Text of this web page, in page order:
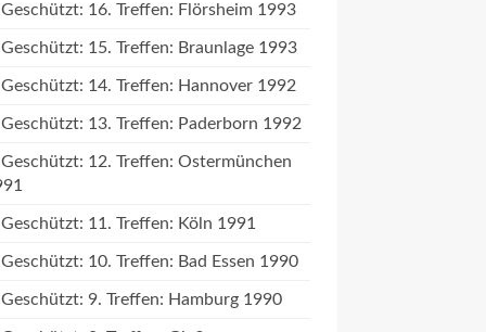
Geschützt: 16. Treffen: Flörsheim 1993
Geschützt: 15. Treffen: Braunlage 1993
Geschützt: 14. Treffen: Hannover 1992
Geschützt: 13. Treffen: Paderborn 1992
Geschützt: 12. Treffen: Ostermünchen
Geschützt: 11. Treffen: Köln 1991
Geschützt: 10. Treffen: Bad Essen 1990
Geschützt: 9. Treffen: Hamburg 1990